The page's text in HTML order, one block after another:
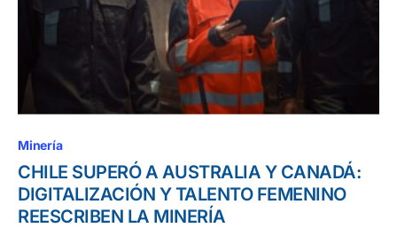
Minería
CHILE SUPERÓ A AUSTRALIA Y CANADÁ:
DIGITALIZACIÓN Y TALENTO FEMENINO
REESCRIBEN LA MINERÍA